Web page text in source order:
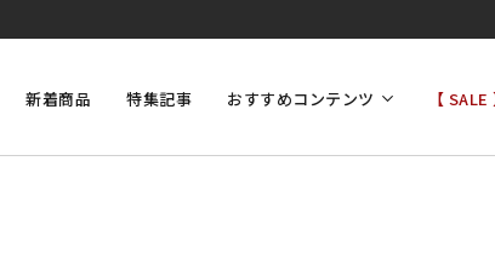
新着商品 特集記事 おすすめコンテンツ 【 SALE